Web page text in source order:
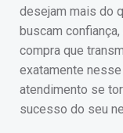
desejam mais do
buscam
compra que
exatamente
atendimento se
sucesso do seu